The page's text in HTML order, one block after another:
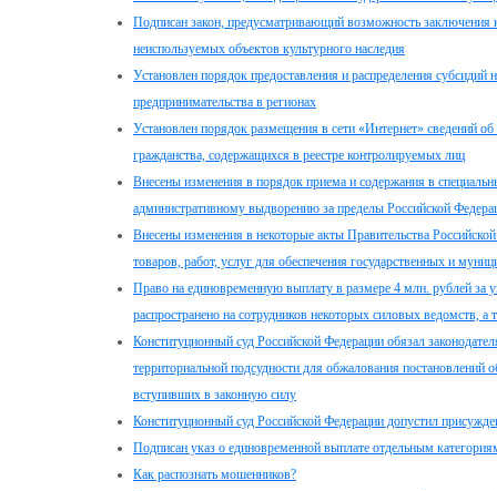
Подписан закон, предусматривающий возможность заключения
неиспользуемых объектов культурного наследия
Установлен порядок предоставления и распределения субсидий
предпринимательства в регионах
Установлен порядок размещения в сети «Интернет» сведений
гражданства, содержащихся в реестре контролируемых лиц
Внесены изменения в порядок приема и содержания в
административному выдворению за пределы Российской
Внесены изменения в некоторые акты Правительства
товаров, работ, услуг для обеспечения государственных и
Право на единовременную выплату в размере 4 млн. рублей за
распространено на сотрудников некоторых силовых ведомств,
Конституционный суд Российской Федерации обязал
территориальной подсудности для обжалования
вступивших в законную силу
Конституционный суд Российской Федерации допустил
Подписан указ о единовременной выплате отдельным
Как распознать мошенников?